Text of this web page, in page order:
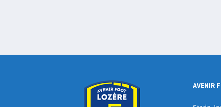
AVENIR